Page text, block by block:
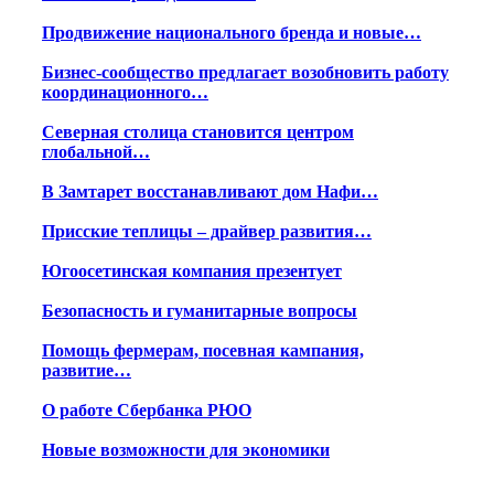
Продвижение национального бренда и новые…
Бизнес-сообщество предлагает возобновить работу
координационного…
Северная столица становится центром
глобальной…
В Замтарет восстанавливают дом Нафи…
Присские теплицы – драйвер развития…
Югоосетинская компания презентует
Безопасность и гуманитарные вопросы
Помощь фермерам, посевная кампания,
развитие…
О работе Сбербанка РЮО
Новые возможности для экономики